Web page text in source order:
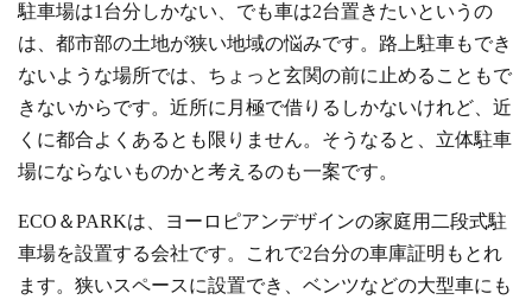
駐車場は1台分しかない、でも車は2台置きたいというの
は、都市部の土地が狭い地域の悩みです。路上駐車もでき
ないような場所では、ちょっと玄関の前に止めることもで
きないからです。近所に月極で借りるしかないけれど、近
くに都合よくあるとも限りません。そうなると、立体駐車
場にならないものかと考えるのも一案です。
ECO＆PARKは、ヨーロピアンデザインの家庭用二段式駐
車場を設置する会社です。これで2台分の車庫証明もとれ
ます。狭いスペースに設置でき、ベンツなどの大型車にも